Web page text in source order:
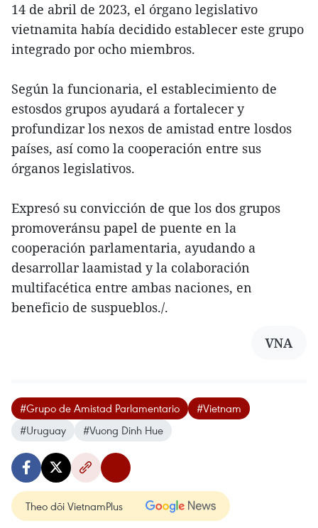
14 de abril de 2023, el órgano legislativo
vietnamita había decidido establecer este grupo
integrado por ocho miembros.
Según la funcionaria, el establecimiento de
estosdos grupos ayudará a fortalecer y
profundizar los nexos de amistad entre losdos
países, así como la cooperación entre sus
órganos legislativos.
Expresó su convicción de que los dos grupos
promoveránsu papel de puente en la
cooperación parlamentaria, ayudando a
desarrollar laamistad y la colaboración
multifacética entre ambas naciones, en
beneficio de suspueblos./.
VNA
#Grupo de Amistad Parlamentario
#Vietnam
#Uruguay
#Vuong Dinh Hue
Theo dõi VietnamPlus